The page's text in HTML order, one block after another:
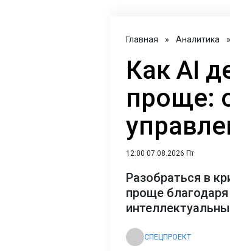
Главная » Аналитика »
Как AI
проще:
12:00 07.08.2026 Пт
Разобраться в
проще
СПЕЦПРОЕКТ